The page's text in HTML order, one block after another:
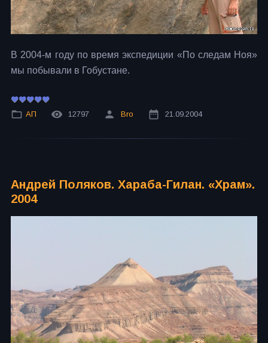
В 2004-м году по время экспедиции «По следам Ноя»
мы побывали в Гобустане.
АП 12797 Bro 21.09.2004
Андрей Поляков. Хараба-Гилан. «Храм».
2004